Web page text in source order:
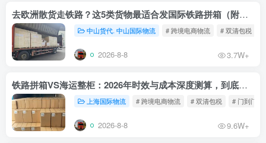
去欧洲散货走铁路？这5类货物最适合发国际铁路拼箱（附禁运清单）
中山货代. 中山国际物流 # 跨境电商物流 # 双清包税
2026-8-8 3.7W+
铁路拼箱VS海运整柜：2026年时效与成本深度测算，到底能省多少钱？
上海国际物流 # 跨境电商物流 # 双清包税 # 门到门物
2026-8-8 9.6W+